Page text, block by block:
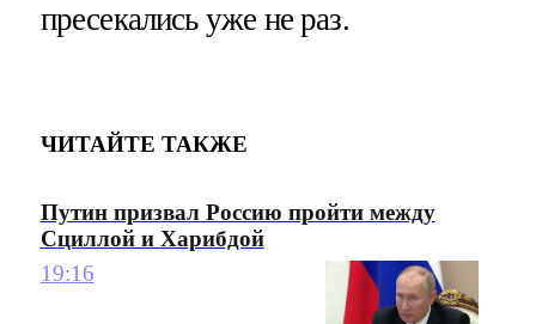
пресекались уже не раз.
ЧИТАЙТЕ ТАКЖЕ
Путин призвал Россию пройти между
Сциллой и Харибдой
19:16